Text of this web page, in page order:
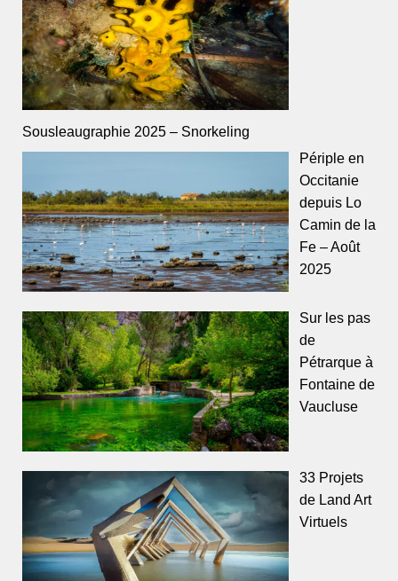
Sousleaugraphie 2025 – Snorkeling
Périple en
Occitanie
depuis Lo
Camin de la
Fe – Août
2025
Sur les pas
de
Pétrarque à
Fontaine de
Vaucluse
33 Projets
de Land Art
Virtuels